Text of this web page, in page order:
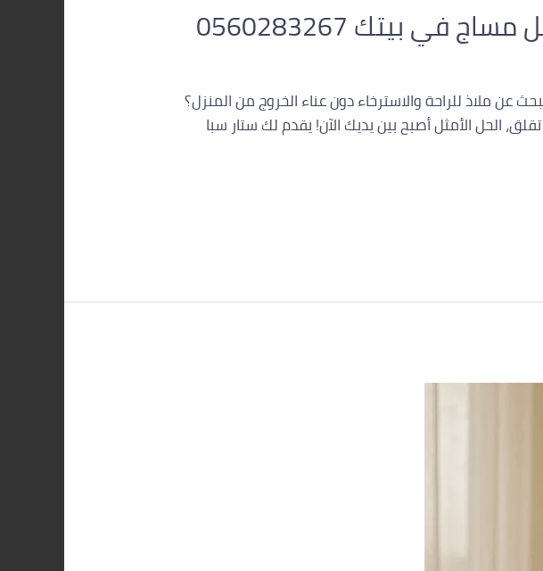
بيتك 0560283267
عن ملاذ للراحة والاسترخاء دون عناء الخروج من المنزل؟
الحل الأمثل أصبح بين يديك الآن! يقدم لك ستار سبا